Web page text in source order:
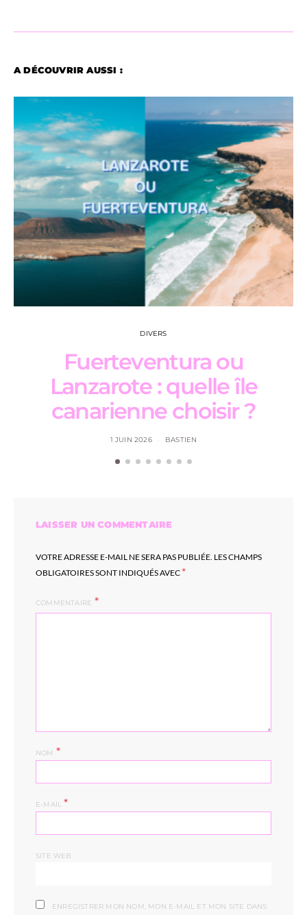
A DÉCOUVRIR AUSSI :
DIVERS
Fuerteventura ou
Lanzarote : quelle île
canarienne choisir ?
1 JUIN 2026 BASTIEN
LAISSER UN COMMENTAIRE
VOTRE ADRESSE E-MAIL NE SERA PAS PUBLIÉE. LES CHAMPS
OBLIGATOIRES SONT INDIQUÉS AVEC *
COMMENTAIRE
NOM *
E-MAIL*
SITE WEB
ENREGISTRER MON NOM, MON E-MAIL ET MON SITE DANS